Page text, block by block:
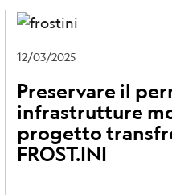
12/03/2025
Preservare il
infrastrutture
progetto
FROST.INI